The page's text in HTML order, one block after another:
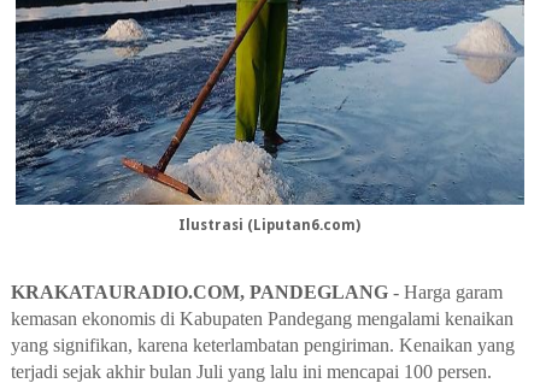
Ilustrasi (Liputan6.com)
KRAKATAURADIO.COM, PANDEGLANG- Harga garam
kemasan ekonomis di Kabupaten Pandegang mengalami kenaikan
yang signifikan, karena keterlambatan pengiriman. Kenaikan yang
terjadi sejak akhir bulan Juli yang lalu ini mencapai 100 persen.